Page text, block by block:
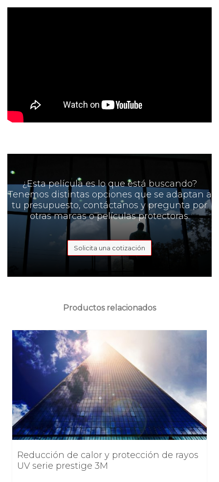
¿Esta película es lo que está buscando?
Tenemos distintas opciones que se adaptan a
tu presupuesto, contáctanos y pregunta por
otras marcas o películas protectoras.
Solicita una cotización
Productos relacionados
Reducción de calor y protección de rayos
UV serie prestige 3M